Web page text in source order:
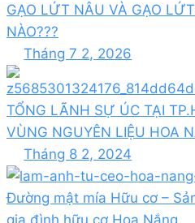
GẠO LỨT NÂU VÀ GẠO
NÀO???
Tháng 7 2, 2026
TỔNG LÃNH SỰ ÚC TẠI
VÙNG NGUYÊN LIỆU HOA
Tháng 8 2, 2024
Đường mật mía Hữu cơ –
gia đình hữu cơ Hoa Nắng